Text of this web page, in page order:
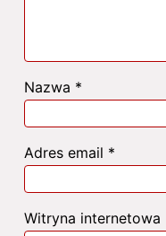
Nazwa *
Adres email *
Witryna internetowa